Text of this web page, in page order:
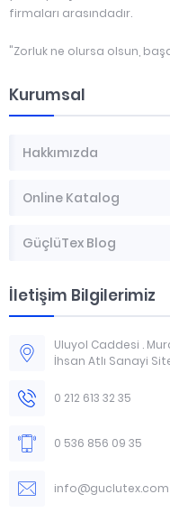
firmaları arasındadır.
"Zorluk ne olursa olsun,
Kurumsal
Hakkımızda
Online Katalog
GüçlüTex Blog
İletişim Bilgilerimiz
Uluyol Caddesi .
İhsan Atlı Sanayi
0 212 613 32 35
0 536 856 09 35
info@guclutex.com